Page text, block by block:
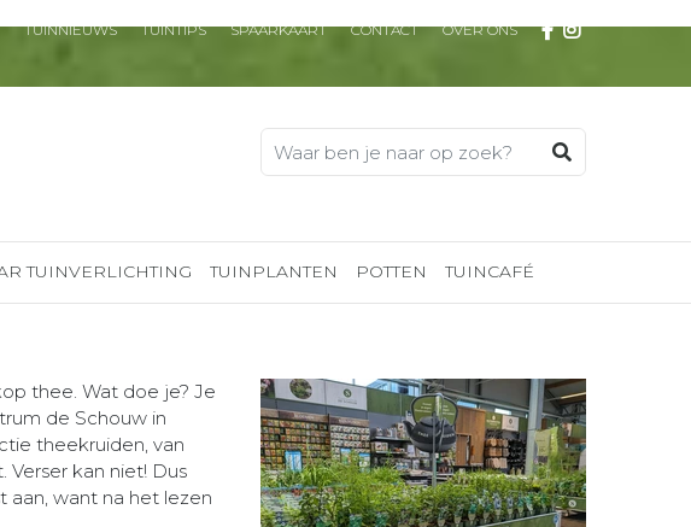
TUINNIEUWS TUINTIPS SPAARKAART CONTACT OVER ONS
TUINVERLICHTING TUINPLANTEN POTTEN TUINCAFÉ
thee. Wat doe je? Je
de Schouw in
theekruiden, van
kan niet! Dus
aan, want na het lezen